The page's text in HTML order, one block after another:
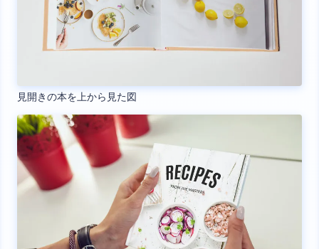
見開きの本を上から見た図